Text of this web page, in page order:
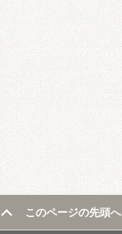
このページの先頭へ